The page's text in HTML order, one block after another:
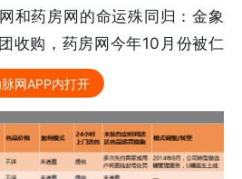
和药房网的命运殊同归：金象
收购，药房网今年10月份被仁
网APP内打开